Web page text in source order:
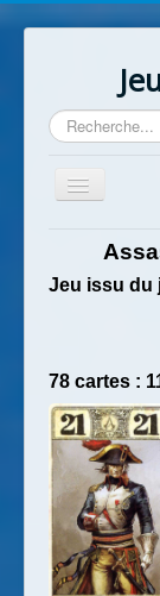
Rechercher
Basculer
la
Accueil
Contact
Jeu issu du
78 cartes :